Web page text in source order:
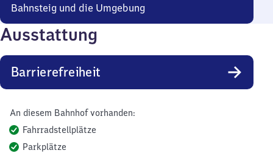
Bahnsteig und die Umgebung
Ausstattung
Barrierefreiheit
An diesem Bahnhof vorhanden:
Fahrradstellplätze
Parkplätze